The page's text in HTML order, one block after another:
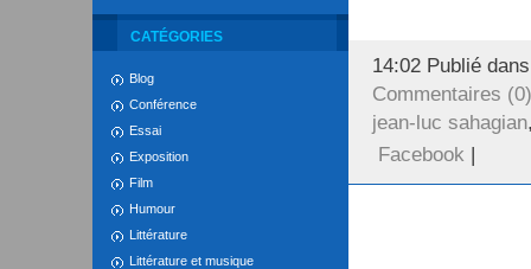
CATÉGORIES
Blog
Conférence
Essai
Exposition
Film
Humour
Littérature
Littérature et musique
14:02 Publié
Commentaires (0)
jean-luc sahagian
Facebook |